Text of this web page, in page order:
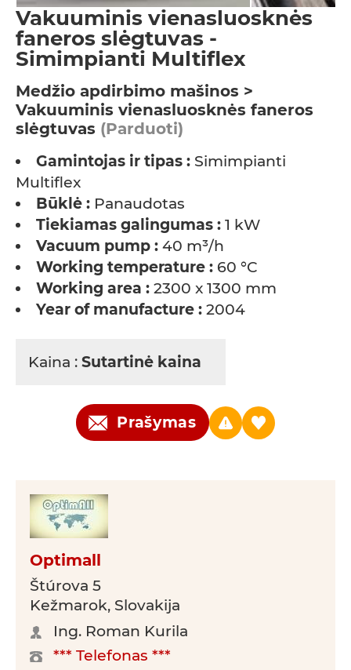
Vakuuminis vienasluosknės
faneros slėgtuvas -
Simimpianti Multiflex
Medžio apdirbimo mašinos >
Vakuuminis vienasluosknės faneros
slėgtuvas (Parduoti)
Gamintojas ir tipas : Simimpianti
Multiflex
Būklė : Panaudotas
Tiekiamas galingumas : 1 kW
Vacuum pump : 40 m³/h
Working temperature : 60 °C
Working area : 2300 x 1300 mm
Year of manufacture : 2004
Kaina : Sutartinė kaina
Prašymas
Optimall
Štúrova 5
Kežmarok, Slovakija
Ing. Roman Kurila
*** Telefonas ***